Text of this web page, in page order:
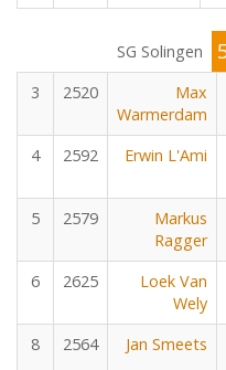
SG Solingen
3
2520
Max
Warmerdam
4 2592 Erwin L'Ami
5 2579
Markus
Ragger
6 2625
Loek Van
Wely
8 2564 Jan Smeets